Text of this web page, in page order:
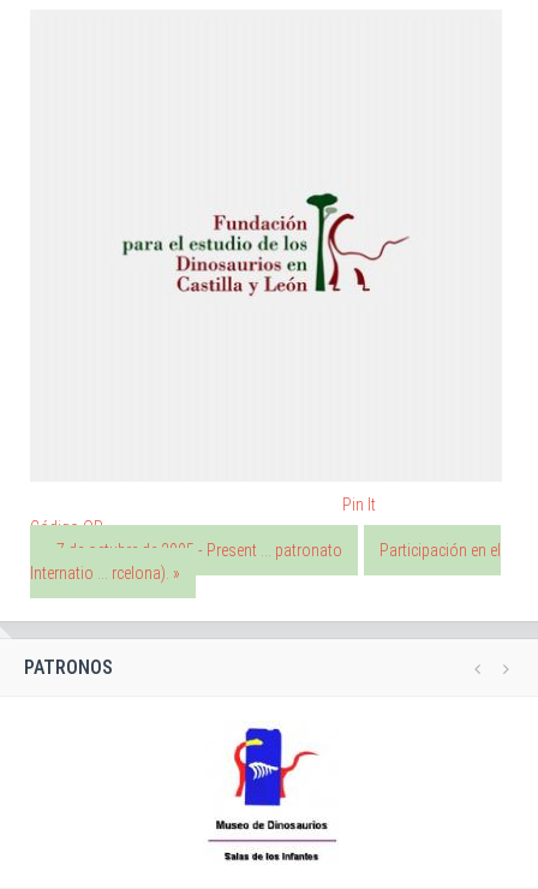
Pin It
Código QR
« 7 de octubre de 2005 - Present ... patronato
Participación en el
Internatio ... rcelona). »
PATRONOS